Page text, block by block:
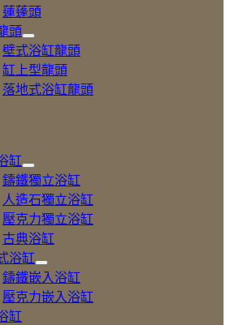
龍
蓮蓬頭
頭
展
開
浴
缸
壁式浴缸龍頭
缸上型龍頭
落地式浴缸龍頭
缸
展
開
獨
立
浴
缸
鑄鐵獨立浴缸
人造石獨立浴缸
壓克力獨立浴缸
古典浴缸
浴缸
展
開
嵌
鑄鐵嵌入浴缸
壓克力嵌入浴缸
缸